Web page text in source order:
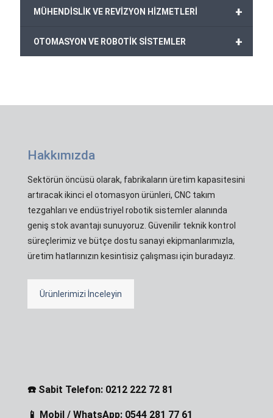
+
MÜHENDİSLİK VE REVİZYON HİZMETLERİ
+
OTOMASYON VE ROBOTİK SİSTEMLER
Hakkımızda
Sektörün öncüsü olarak, fabrikaların üretim kapasitesini
artıracak ikinci el otomasyon ürünleri, CNC takım
tezgahları ve endüstriyel robotik sistemler alanında
geniş stok avantajı sunuyoruz. Güvenilir teknik kontrol
süreçlerimiz ve bütçe dostu sanayi ekipmanlarımızla,
üretim hatlarınızın kesintisiz çalışması için buradayız.
Ürünlerimizi İnceleyin
☎️ Sabit Telefon: 0212 222 72 81
📱 Mobil / WhatsApp: 0544 281 77 61